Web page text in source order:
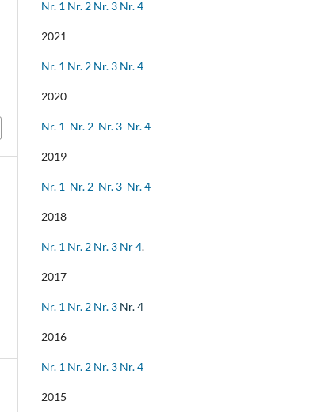
Nr. 1 Nr. 2 Nr. 3 Nr. 4
2021
Nr. 1 Nr. 2 Nr. 3 Nr. 4
2020
Nr. 1 Nr. 2 Nr. 3 Nr. 4
2019
Nr. 1 Nr. 2 Nr. 3 Nr. 4
2018
Nr. 1 Nr. 2 Nr. 3 Nr 4.
2017
Nr. 1 Nr. 2 Nr. 3 Nr. 4
2016
Nr. 1 Nr. 2 Nr. 3 Nr. 4
2015